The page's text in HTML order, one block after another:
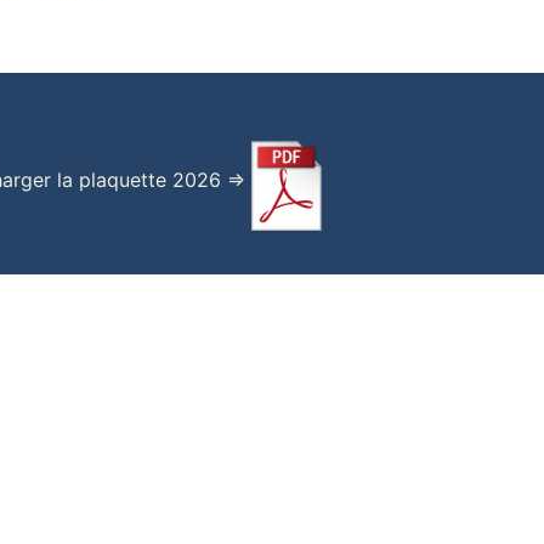
la plaquette 2026 =>